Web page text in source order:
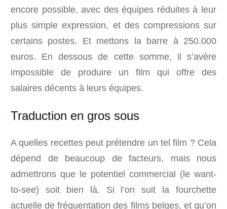
encore possible, avec des équipes réduites à leur
plus simple expression, et des compressions sur
certains postes. Et mettons la barre à 250.000
euros. En dessous de cette somme, il s’avère
impossible de produire un film qui offre des
salaires décents à leurs équipes.
Traduction en gros sous
A quelles recettes peut prétendre un tel film ? Cela
dépend de beaucoup de facteurs, mais nous
admettrons que le potentiel commercial (le want-
to-see) soit bien là. Si l’on suit la fourchette
actuelle de fréquentation des films belges, et qu’on